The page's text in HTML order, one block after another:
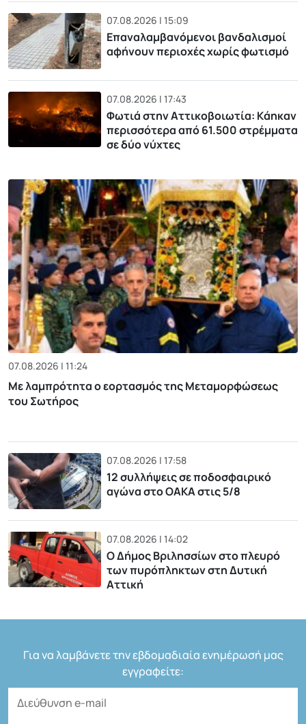
07.08.2026 | 15:09
Επαναλαμβανόμενοι βανδαλισμοί
αφήνουν περιοχές χωρίς φωτισμό
07.08.2026 | 17:43
Φωτιά στην Αττικοβοιωτία: Kάηκαν
περισσότερα από 61.500 στρέμματα
σε δύο νύχτες
07.08.2026 | 11:24
Με λαμπρότητα ο εορτασμός της Μεταμορφώσεως
του Σωτήρος
07.08.2026 | 17:58
12 συλλήψεις σε ποδοσφαιρικό
αγώνα στο ΟΑΚΑ στις 5/8
07.08.2026 | 14:02
Ο Δήμος Βριλησσίων στο πλευρό
των πυρόπληκτων στη Δυτική
Αττική
Για να λαμβάνετε την εβδομαδιαία ενημέρωσή μας
εγγραφείτε: